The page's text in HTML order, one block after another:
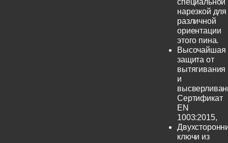
специальной
нарезкой для
различной
ориентации
этого пина.
Высочайшая
защита от
вытягивания
и
Сертификат
EN
1003:2015,
ключи из